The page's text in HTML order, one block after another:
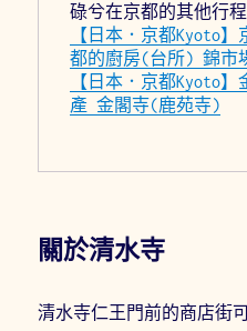
碌兮在京都的其他行程
【日本．京都Kyoto
都的廚房(台所) 錦市
【日本．京都Kyoto
產 金閣寺(鹿苑寺)
關於清水寺
清水寺仁王門前的商店街